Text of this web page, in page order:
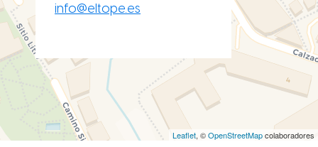
Leaflet, ©OpenStreetMapcolaboradores
info@eltope.es